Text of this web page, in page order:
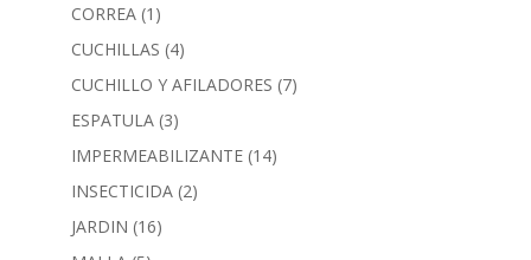
CORREA (1)
CUCHILLAS (4)
CUCHILLO Y AFILADORES (7)
ESPATULA (3)
IMPERMEABILIZANTE (14)
INSECTICIDA (2)
JARDIN (16)